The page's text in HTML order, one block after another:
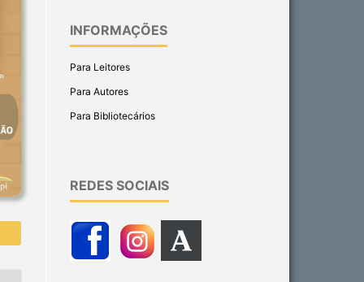
INFORMAÇÕES
Para Leitores
Para Autores
Para Bibliotecários
REDES SOCIAIS